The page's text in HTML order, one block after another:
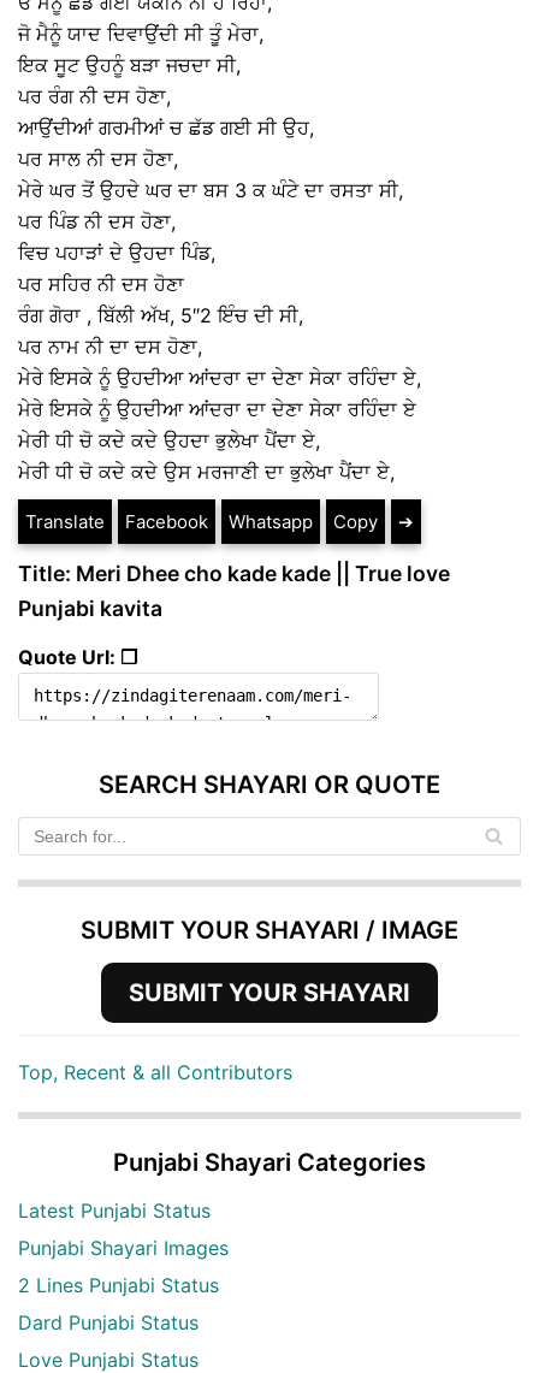
ਜੋ ਮੈਨੂੰ ਯਾਦ ਦਿਵਾਉਂਦੀ ਸੀ ਤੂੰ ਮੇਰਾ,
ਇਕ ਸੂਟ ਉਹਨੂੰ ਬੜਾ ਜਚਦਾ ਸੀ,
ਪਰ ਰੰਗ ਨੀ ਦਸ ਹੋਣਾ,
ਆਉਂਦੀਆਂ ਗਰਮੀਆਂ ਚ ਛੱਡ ਗਈ ਸੀ ਉਹ,
ਪਰ ਸਾਲ ਨੀ ਦਸ ਹੋਣਾ,
ਮੇਰੇ ਘਰ ਤੋਂ ਉਹਦੇ ਘਰ ਦਾ ਬਸ 3 ਕ ਘੰਟੇ ਦਾ ਰਸਤਾ ਸੀ,
ਪਰ ਪਿੰਡ ਨੀ ਦਸ ਹੋਣਾ,
ਵਿਚ ਪਹਾੜਾਂ ਦੇ ਉਹਦਾ ਪਿੰਡ,
ਪਰ ਸਹਿਰ ਨੀ ਦਸ ਹੋਣਾ
ਰੰਗ ਗੋਰਾ , ਬਿੱਲੀ ਅੱਖ, 5″2 ਇੰਚ ਦੀ ਸੀ,
ਪਰ ਨਾਮ ਨੀ ਦਾ ਦਸ ਹੋਣਾ,
ਮੇਰੇ ਇਸਕੇ ਨੂੰ ਉਹਦੀਆ ਆਂਦਰਾ ਦਾ ਦੇਣਾ ਸੇਕਾ ਰਹਿੰਦਾ ਏ,
ਮੇਰੇ ਇਸਕੇ ਨੂੰ ਉਹਦੀਆ ਆਂਦਰਾ ਦਾ ਦੇਣਾ ਸੇਕਾ ਰਹਿੰਦਾ ਏ
ਮੇਰੀ ਧੀ ਚੋ ਕਦੇ ਕਦੇ ਉਹਦਾ ਭੁਲੇਖਾ ਪੈਂਦਾ ਏ,
ਮੇਰੀ ਧੀ ਚੋ ਕਦੇ ਕਦੇ ਉਸ ਮਰਜਾਣੀ ਦਾ ਭੁਲੇਖਾ ਪੈਂਦਾ ਏ,
Translate Facebook Whatsapp Copy ➔
Title: Meri Dhee cho kade kade || True love
Punjabi kavita
Quote Url: ❐
SEARCH SHAYARI OR QUOTE
SUBMIT YOUR SHAYARI / IMAGE
SUBMIT YOUR SHAYARI
Top, Recent & all Contributors
Punjabi Shayari Categories
Latest Punjabi Status
Punjabi Shayari Images
2 Lines Punjabi Status
Dard Punjabi Status
Love Punjabi Status